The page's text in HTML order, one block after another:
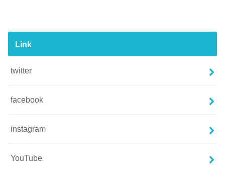
Link
twitter
facebook
instagram
YouTube